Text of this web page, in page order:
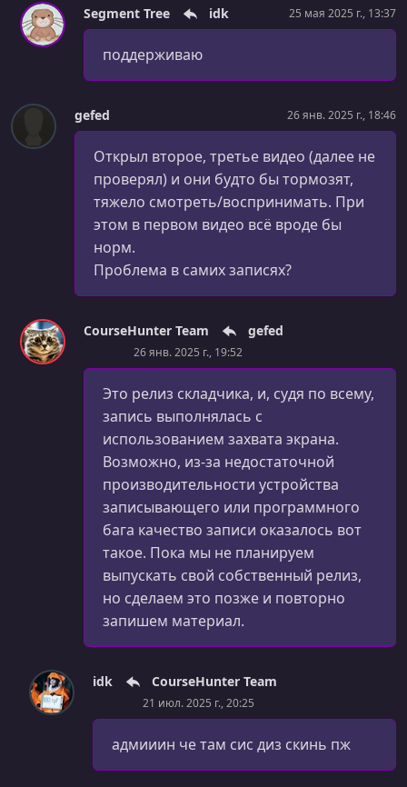
Segment Tree idk 25 мая 2025 г., 13:37
поддерживаю
gefed 26 янв. 2025 г., 18:46
Открыл второе, третье видео (далее не
проверял) и они будто бы тормозят,
тяжело смотреть/воспринимать. При
этом в первом видео всё вроде бы
норм.
Проблема в самих записях?
CourseHunter Team gefed
26 янв. 2025 г., 19:52
Это релиз складчика, и, судя по всему,
запись выполнялась с
использованием захвата экрана.
Возможно, из-за недостаточной
производительности устройства
записывающего или программного
бага качество записи оказалось вот
такое. Пока мы не планируем
выпускать свой собственный релиз,
но сделаем это позже и повторно
запишем материал.
idk CourseHunter Team
21 июл. 2025 г., 20:25
адмииин че там сис диз скинь пж